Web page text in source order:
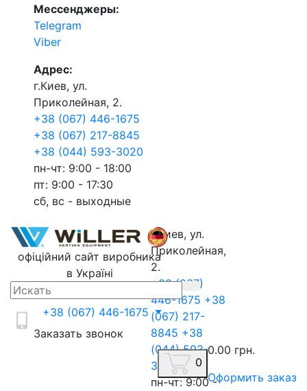
Мессенджеры:
Telegram
Viber
Адрес:
г.Киев, ул.
Приколейная, 2.
+38 (067) 446-1675
+38 (067) 217-8845
+38 (044) 593-3020
пн-чт: 9:00 - 18:00
пт: 9:00 - 17:30
сб, вс - выходные
г.Киев, ул.
Приколейная,
2.
+38 (067)
446-1675 +38
(067) 217-
8845 +38
(044) 593-
3020
пн-чт: 9:00 -
офіційний сайт виробника
в Україні
+38 (067) 446-1675
Заказать звонок
0
0.00 грн.
Оформить заказ